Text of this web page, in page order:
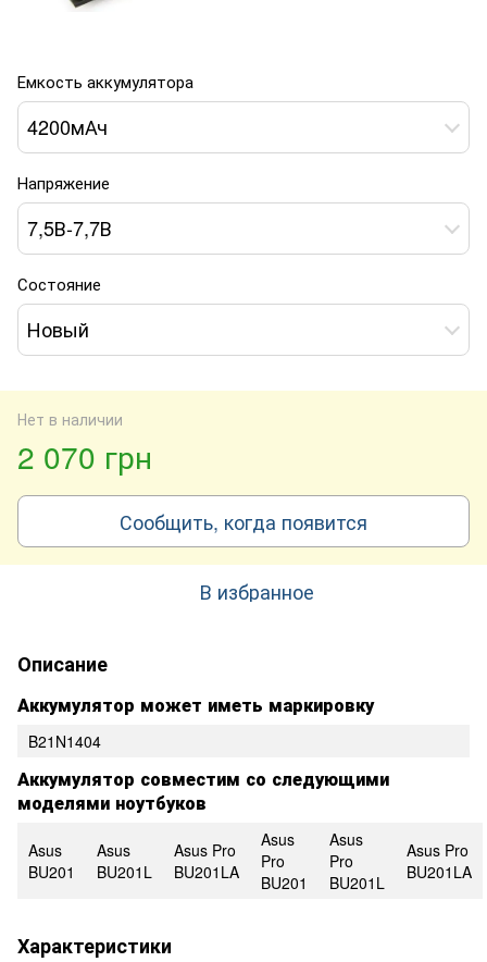
Емкость аккумулятора
4200мАч
Напряжение
7,5В-7,7В
Состояние
Новый
Нет в наличии
2 070 грн
Сообщить, когда появится
В избранное
Описание
Аккумулятор может иметь маркировку
B21N1404
Аккумулятор совместим со следующими
моделями ноутбуков
Asus
BU201
Asus
BU201L
Asus Pro
BU201LA
Asus
Pro
BU201
Asus
Pro
BU201L
Asus Pro
BU201LA
Характеристики